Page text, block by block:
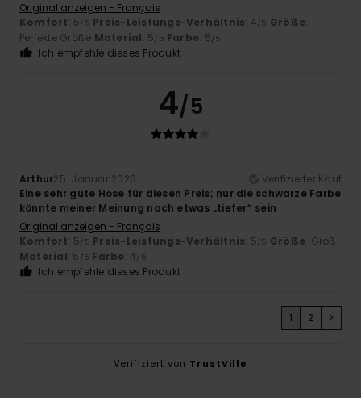
Original anzeigen - Français
Komfort: 5/5 Preis-Leistungs-Verhältnis: 4/5 Größe:
Perfekte Größe Material: 5/5 Farbe: 5/5
Ich empfehle dieses Produkt
4/5
Arthur25. Januar 2026
Verifizierter Kauf
Eine sehr gute Hose für diesen Preis; nur die schwarze Farbe
könnte meiner Meinung nach etwas „tiefer“ sein
Original anzeigen - Français
Komfort: 5/5 Preis-Leistungs-Verhältnis: 5/5 Größe: Groß
Material: 5 /5 Farbe: 4/5
Ich empfehle dieses Produkt
1 2 >
Verifiziert von TrustVille